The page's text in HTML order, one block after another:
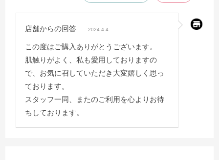
店舗からの回答 2024.4.4
この度はご購入ありがとうございます。
肌触りがよく、私も愛用しておりますの
で、お気に召していただき大変嬉しく思っ
ております。
スタッフ一同、またのご利用を心よりお待
ちしております。